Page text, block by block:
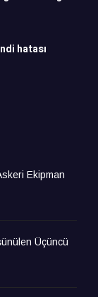
hatası
Ekipman
Üçüncü